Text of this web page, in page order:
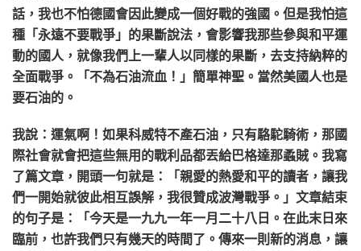
話，我也不怕德國會因此變成一個好戰的強國。但是我怕這
種「永遠不要戰爭」的果斷說法，會影響我那些參與和平運
動的國人，就像我們上一輩人以同樣的果斷，去支持納粹的
全面戰爭。「不為石油流血！」簡單神聖。當然美國人也是
要石油的。
我說：運氣啊！如果科威特不產石油，只有駱駝騎術，那國
際社會就會把這些無用的戰利品都丟給巴格達那蟊賊。我寫
了篇文章，開頭一句就是：「親愛的熱愛和平的讀者，讓我
們一開始就彼此相互誤解，我很贊成波灣戰爭。」文章結束
的句子是：「今天是一九九一年一月二十八日。在此末日來
臨前，也許我們只有幾天的時間了。傳來一則新的消息，讓